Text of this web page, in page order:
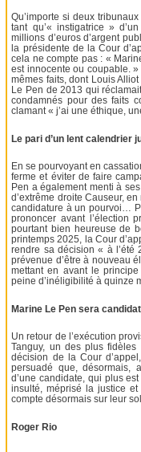
Qu’importe si deux
tant qu’« instigatrice »
millions d’euros d’argent
la présidente de la Cour
cela ne compte pas : «
est innocente ou coupable.
mêmes faits, dont Louis
Le Pen de 2013 qui
condamnés pour des faits
clamant « j’ai une éthique,
Le pari d’un lent calendrier
En se pourvoyant en
ferme et éviter de faire
Pen a également menti à
d’extrême droite Causeur,
candidature à un pourvoi…
prononcer avant l’élection
pourtant bien heureuse de
printemps 2025, la Cour
rendre sa décision « à
prévenue d’être à nouveau
mettant en avant le
peine d’inéligibilité à quinze
Marine Le Pen sera
Un retour de l’exécution
Tanguy, un des plus
décision de la Cour
persuadé que, désormais,
d’une candidate, qui plus
insulté, méprisé la justice
compte désormais sur leur
Roger Rio